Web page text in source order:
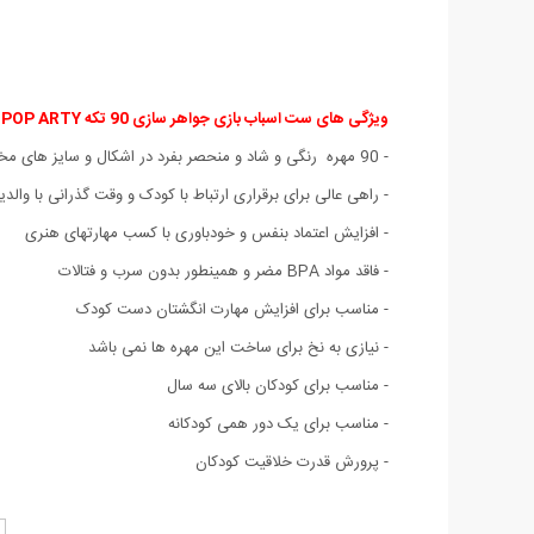
ویژگی های ست اسباب بازی جواهر سازی 90 تکه POP ARTY
- 90 مهره رنگی و شاد و منحصر بفرد در اشکال و سایز های مختلف
- راهی عالی برای برقراری ارتباط با کودک و وقت گذرانی با
- افزایش اعتماد بنفس و خودباوری با کسب مهارتهای هنری
- فاقد مواد BPA مضر و همینطور بدون سرب و فتالات
- مناسب برای افزایش مهارت انگشتان دست کودک
- نیازی به نخ برای ساخت این مهره ها نمی باشد
- مناسب برای کودکان بالای سه سال
- مناسب برای یک دور همی کودکانه
- پرورش قدرت خلاقیت کودکان